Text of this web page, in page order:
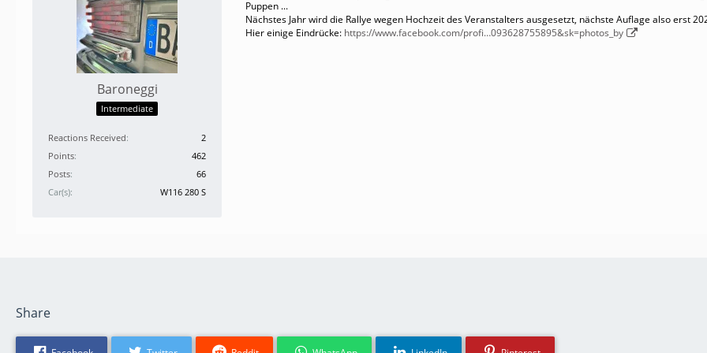
Baroneggi
Intermediate
Reactions Received
2
Points
462
Posts
66
Car(s)
W116 280 S
Puppen ...
Nächstes Jahr wird die Rallye wegen Hochzeit des Veranstalters ausgesetzt, nächste Auflage also erst
Hier einige Eindrücke: https://www.facebook.com/profi…093628755895&sk=photos_by
Share